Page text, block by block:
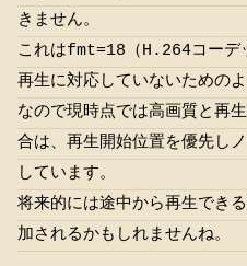
きません。
これはfmt=18（H.264コーデ
再生に対応していないためのよ
なので現時点では高画質と再
合は、再生開始位置を優先し
しています。
将来的には途中から再生でき
加されるかもしれませんね。